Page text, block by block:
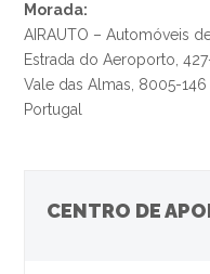
Morada:
AIRAUTO – Automóveis
Estrada do Aeroporto,
Vale das Almas, 8005-146
Portugal
CENTRO DE